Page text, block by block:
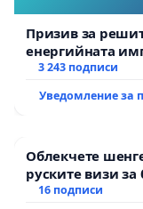
Призив за
енергийната
3 243 подписи
Уведомление за
Облекчете
руските визи за
16 подписи